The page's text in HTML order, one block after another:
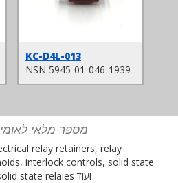
KC-D4L-013
NSN 5945-01-046-1939
מספר מלאי
relay retainers, relay
interlock controls, solid state
relaies, auxiliary relay drs, solid state relaies ועוד